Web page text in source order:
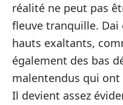
réalité ne peut pas
fleuve tranquille. Dai
hauts exaltants,
également des bas
malentendus qui
Il devient assez